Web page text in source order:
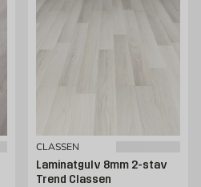
CLASSEN
Laminatgulv 8mm 2-stav
Trend Classen